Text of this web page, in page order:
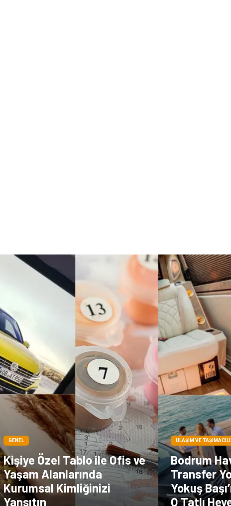
GENEL
Kişiye Özel Tablo ile Ofis ve
Yaşam Alanlarında
Kurumsal Kimliğinizi
Yansıtın
ULAŞIM VE
Bodrum
Transfer
Yokuş
O Tatlı